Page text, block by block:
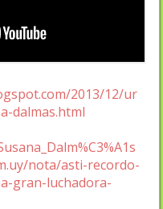
2013/12/ur
dalmas.html
nota/asti-recordo-
gran-luchadora-